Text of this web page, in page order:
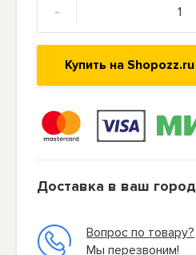
-
Купить на Shopozz.ru
Доставка в ваш город
Вопрос по товару?
Мы перезвоним!